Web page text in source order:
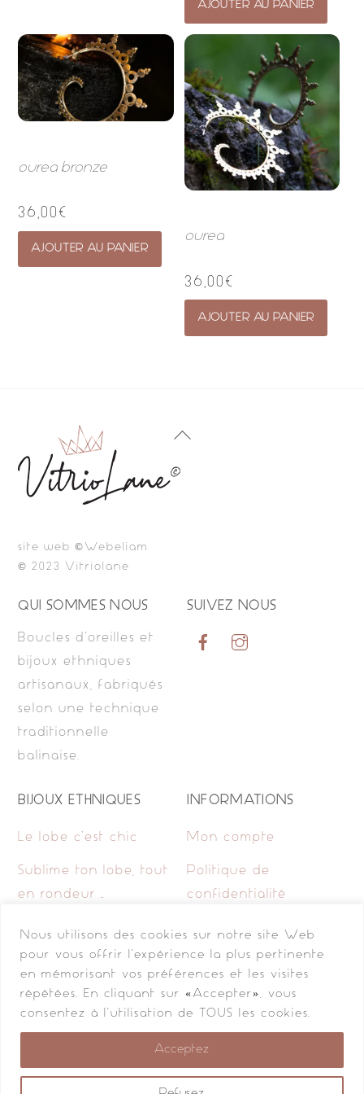
Nous utilisons des cookies sur notre site Web
pour vous offrir l'expérience la plus pertinente
en mémorisant vos préférences et les visites
répétées. En cliquant sur «Accepter», vous
consentez à l'utilisation de TOUS les cookies.
Acceptez
AJOUTER AU PANIER
ourea bronze
36,00 €
AJOUTER AU PANIER
ourea
36,00 €
AJOUTER AU PANIER
Back
site web ©Webeliam
© 2023 Vitriolane
QUI SOMMES NOUS
Boucles d’oreilles et
bijoux ethniques
artisanaux, fabriqués
selon une technique
traditionnelle
balinaise.
SUIVEZ NOUS
BIJOUX ETHNIQUES
Le lobe c’est chic
Sublime ton lobe, tout
en rondeur …
Pimp my lobe, avec
des chaînes et de la
longueur, c’est
renversant…
Lobe me tender, mais
INFORMATIONS
Mon compte
Politique de
confidentialité
Mentions légales
Contact